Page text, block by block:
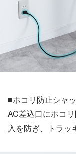
■ホコリ防止シャ
AC差込口にホコ
入を防ぎ、トラッ